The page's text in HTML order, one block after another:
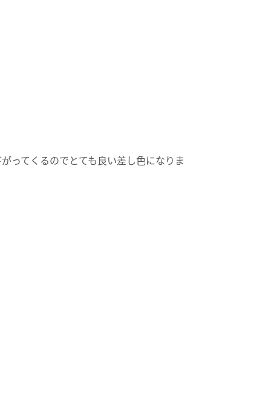
ってくるのでとても良い差し色になりま